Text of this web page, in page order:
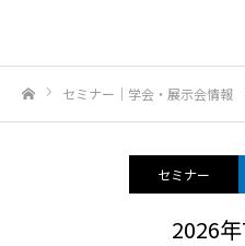
セミナー｜学会・展示会情報
セミナー
2026